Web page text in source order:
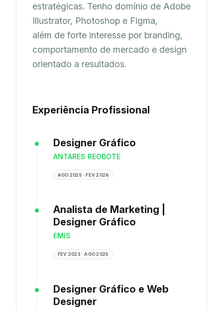
estratégicas. Tenho domínio de Adobe
Illustrator, Photoshop e Figma,
além de forte interesse por branding,
comportamento de mercado e design
orientado a resultados.
Experiência Profissional
Designer Gráfico
ANTARES REOBOTE
AGO 2025 · FEV 2026
Analista de Marketing |
Designer Gráfico
EMIS
FEV 2023 · AGO 2025
Designer Gráfico e Web
Designer